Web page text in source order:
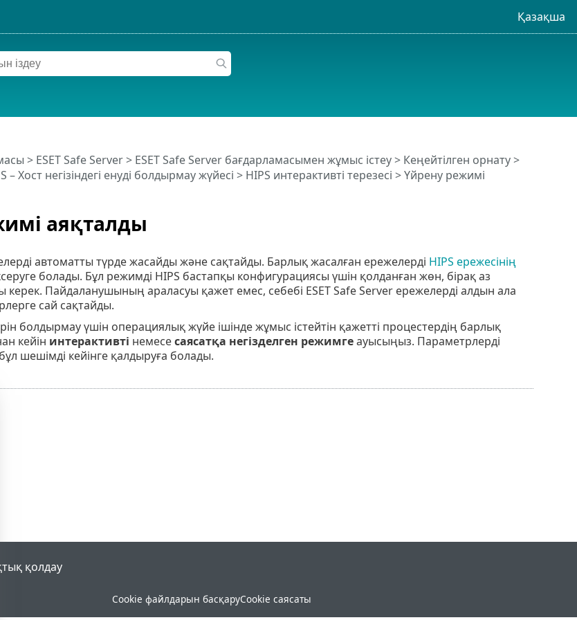
Қазақша
аяқталды
> ESET Safe Server> ESET Safe Server бағдарламасымен жұмыс істеу> Кеңейтілген орнату>
– Хост негізіндегі енуді болдырмау жүйесі > HIPS интерактивті терезесі > Үйрену режимі
автоматты түрде жасайды және сақтайды. Барлық жасалған ережелерді HIPS ережесінің
болады. Бұл режимді HIPS бастапқы конфигурациясы үшін қолданған жөн, бірақ аз
керек. Пайдаланушының араласуы қажет емес, себебі ESET Safe Server ережелерді алдын ала
сай сақтайды.
болдырмау үшін операциялық жүйе ішінде жұмыс істейтін қажетті процестердің барлық
кейін интерактивті немесесаясатқа негізделген режимгеауысыңыз. Параметрлерді
шешімді кейінге қалдыруға болады.
қолдау
Cookie файлдарын басқаруCookie саясаты